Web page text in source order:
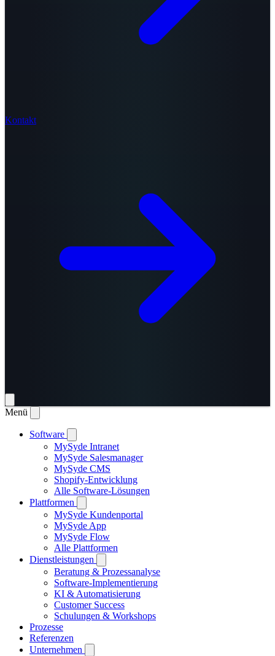
Kontakt
Menü
Software
MySyde Intranet
MySyde Salesmanager
MySyde CMS
Shopify-Entwicklung
Alle Software-Lösungen
Plattformen
MySyde Kundenportal
MySyde App
MySyde Flow
Alle Plattformen
Dienstleistungen
Beratung & Prozessanalyse
Software-Implementierung
KI & Automatisierung
Customer Success
Schulungen & Workshops
Prozesse
Referenzen
Unternehmen